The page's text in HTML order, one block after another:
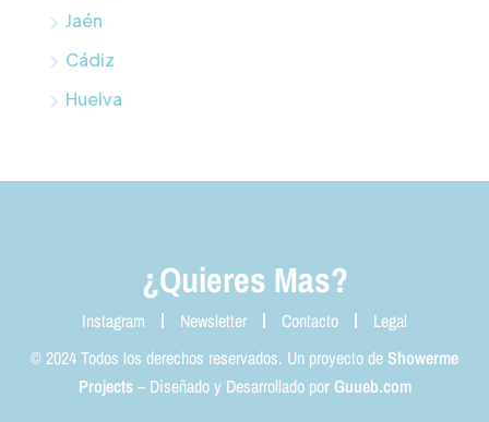
Jaén
Cádiz
Huelva
¿Quieres Mas?
Instagram Newsletter Contacto
Legal
© 2024 Todos los derechos reservados. Un proyecto deShowerme
Projects– Diseñado y Desarrollado porGuueb.com